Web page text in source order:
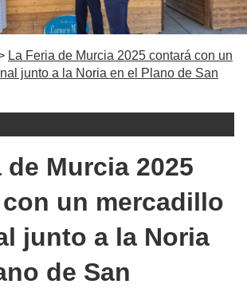
La Feria de Murcia 2025 contará con un
junto a la Noria en el Plano de San
de Murcia 2025
un mercadillo
junto a la Noria
de San